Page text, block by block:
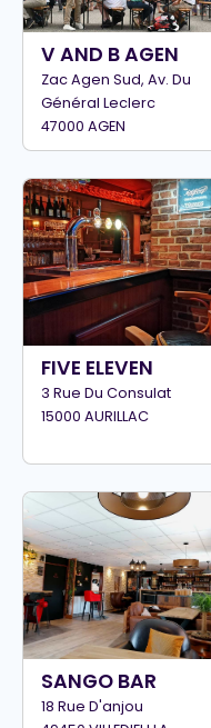
V AND B AGEN
Zac Agen Sud, Av. Du
Général Leclerc
47000 AGEN
FIVE ELEVEN
3 Rue Du Consulat
15000 AURILLAC
SANGO BAR
18 Rue D'anjou